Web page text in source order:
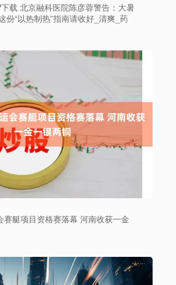
载 北京融科医院陈彦蓉警告：大暑
份“以热制热”指南请收好_清爽_药
赛艇项目资格赛落幕 河南收获一金